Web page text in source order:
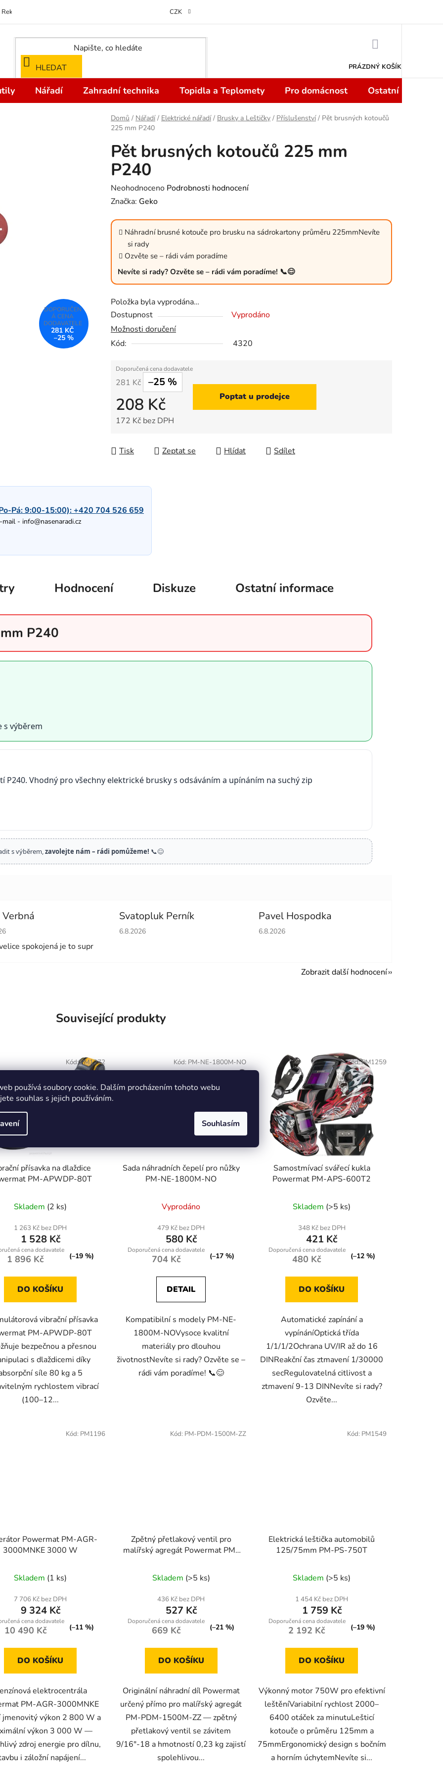
používá soubory cookie. Dalším procházením tohoto webu
souhlas s jejich používáním.
Souhlasím
Reklamace Odstoupení od kupní smlouvy do 14 dní
CZK
HLEDAT PRÁZDNÝ KOŠÍK
Nářadí Zahradní technika Topidla a Teplomety Pro domácnost Ostatní
Domů / Nářadí / Elektrické nářadí / Brusky a Leštičky / Příslušenství / Pět brusných kotoučů
225 mm P240
Pět brusných kotoučů 225 mm
P240
Průměrné
hodnocení
je
hvězdiček.
Neohodnoceno Podrobnosti hodnocení
Značka: Geko
Náhradní brusné kotouče pro brusku na sádrokartony průměru 225mmNevíte
si rady
Ozvěte se – rádi vám poradíme
Nevíte si rady? Ozvěte se – rádi vám poradíme! 📞😊
Položka byla vyprodána…
Dostupnost
Vyprodáno
Možnosti doručení
Kód:
4320
281 Kč –25 %
208 Kč
172 Kč bez DPH
Poptat u prodejce
Tisk Zeptat se Hlídat Sdílet
281 KČ
–25 %
Pá: 9:00-15:00):+420 704 526 659
mail - info@nasenaradi.cz
Hodnocení Diskuze Ostatní informace
P240
s výběrem
Vhodný pro všechny elektrické brusky s odsáváním a upínáním na suchý zip
s výběrem,zavolejte nám – rádi pomůžeme! 📞😊
obchodu je 5 z 5 hvězdiček.
spokojená je to supr
Svatopluk Perník
Hodnocení obchodu je 5 z 5 hvězdiček.
6.8.2026
Pavel Hospodka
Hodnocení obchodu je 5 z 5 hvězdiček.
6.8.2026
Zobrazit další hodnocení
Související produkty
přísavka na dlaždice
PM-APWDP-80T
Skladem (2 ks)
1 263 Kč bez DPH
1 528 Kč
1 896 Kč (–19 %)
DO KOŠÍKU
vibrační přísavka
PM-APWDP-80T
bezpečnou a přesnou
s dlaždicemi díky
síle 80 kg a 5
rychlostem vibrací
(100–12...
Kód:PM1272
Sada náhradních čepelí pro nůžky
PM-NE-1800M-NO
Vyprodáno
479 Kč bez DPH
580 Kč
704 Kč (–17 %)
DETAIL
Kompatibilní s modely PM-NE-
1800M-NOVysoce kvalitní
materiály pro dlouhou
životnostNevíte si rady? Ozvěte se –
rádi vám poradíme! 📞😊
Kód: PM-NE-1800M-NO
Samostmívací svářecí kukla
Powermat PM-APS-600T2
Skladem (>5 ks)
348 Kč bez DPH
421 Kč
480 Kč (–12 %)
DO KOŠÍKU
Automatické zapínání a
vypínáníOptická třída
1/1/1/2Ochrana UV/IR až do 16
DINReakční čas ztmavení 1/30000
secRegulovatelná citlivost a
ztmavení 9-13 DINNevíte si rady?
Ozvěte...
Kód:PM1259
Powermat PM-AGR-
3000MNKE 3000 W
Skladem (1 ks)
7 706 Kč bez DPH
9 324 Kč
10 490 Kč (–11 %)
DO KOŠÍKU
elektrocentrála
PM-AGR-3000MNKE
jmenovitý výkon 2 800 W a
výkon 3 000 W —
zdroj energie pro dílnu,
i záložní napájení...
Kód: PM1196
Zpětný přetlakový ventil pro
malířský agregát Powermat PM-
Skladem (>5 ks)
436 Kč bez DPH
527 Kč
669 Kč (–21 %)
DO KOŠÍKU
Originální náhradní díl Powermat
určený přímo pro malířský agregát
PM-PDM-1500M-ZZ — zpětný
přetlakový ventil se závitem
9/16"-18 a hmotností 0,23 kg zajistí
spolehlivou...
Kód: PM-PDM-1500M-ZZ
Elektrická leštička automobilů
125/75mm PM-PS-750T
Skladem (>5 ks)
1 454 Kč bez DPH
1 759 Kč
2 192 Kč (–19 %)
DO KOŠÍKU
Výkonný motor 750W pro efektivní
leštěníVariabilní rychlost 2000–
6400 otáček za minutuLešticí
kotouče o průměru 125mm a
75mmErgonomický design s bočním
a horním úchytemNevíte si...
Kód: PM1549